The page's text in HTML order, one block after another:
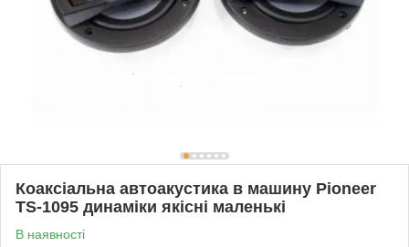
Коаксіальна автоакустика в машину Pioneer
TS-1095 динаміки якісні маленькі
В наявності